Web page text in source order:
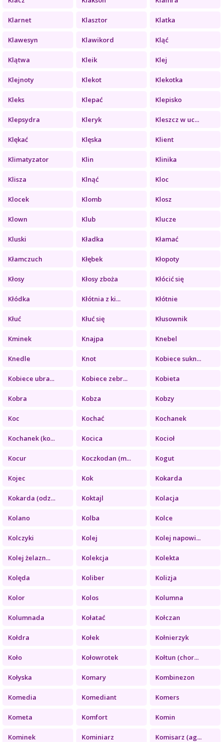
Klarnet Klasztor Klatka
Klawesyn Klawikord Kląć
Klątwa Kleik Klej
Klejnoty Klekot Klekotka
Kleks Klepać Klepisko
Klepsydra Kleryk Kleszcz w uc...
Klękać Klęska Klient
Klimatyzator Klin Klinika
Klisza Klnąć Kloc
Klocek Klomb Klosz
Klown Klub Klucze
Kluski Kładka Kłamać
Kłamczuch Kłębek Kłopoty
Kłosy Kłosy zboża Kłócić się
Kłódka Kłótnia z ki... Kłótnie
Kłuć Kłuć się Kłusownik
Kminek Knajpa Knebel
Knedle Knot Kobiece sukn...
Kobiece ubra... Kobiece zebr... Kobieta
Kobra Kobza Kobzy
Koc Kochać Kochanek
Kochanek (ko... Kocica Kocioł
Kocur Koczkodan (m... Kogut
Kojec Kok Kokarda
Kokarda (odz... Koktajl Kolacja
Kolano Kolba Kolce
Kolczyki Kolej Kolej napowi...
Kolej żelazn... Kolekcja Kolekta
Kolęda Koliber Kolizja
Kolor Kolos Kolumna
Kolumnada Kołatać Kołczan
Kołdra Kołek Kołnierzyk
Koło Kołowrotek Kołtun (chor...
Kołyska Komary Kombinezon
Komedia Komediant Komers
Kometa Komfort Komin
Kominek Kominiarz Komisarz (ag...